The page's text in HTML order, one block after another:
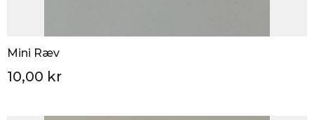
Mini Ræv
10,00 kr